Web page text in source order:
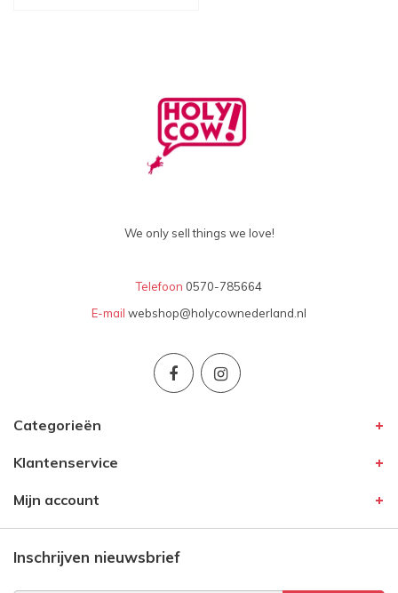
We only sell things we love!
Telefoon 0570-785664
E-mail webshop@holycownederland.nl
Categorieën
Klantenservice
Mijn account
Inschrijven nieuwsbrief